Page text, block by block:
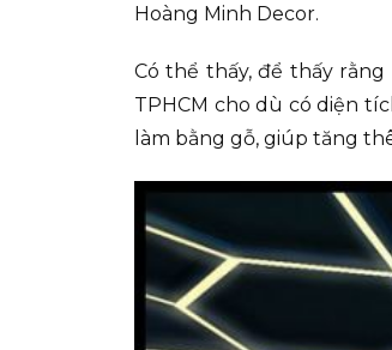
Hoàng Minh Decor.
Có thể thấy, để thấy rằng
TPHCM cho dù có diện
làm bằng gỗ, giúp tăng